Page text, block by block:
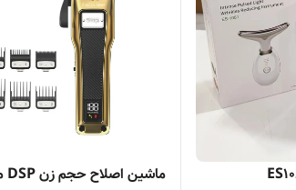
ماشین اصلاح حجم زن DSP مدل91407